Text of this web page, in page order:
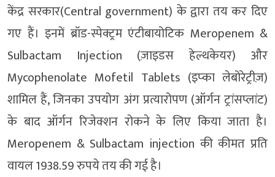
केंद्र सरकार(Central government) के द्वारा तय कर दिए
गए हैं। इनमें ब्रॉड-स्पेक्ट्रम एंटीबायोटिक Meropenem &
Sulbactam Injection (ज़ाइडस हेल्थकेयर) और
Mycophenolate Mofetil Tablets (इप्का लेबोरेट्रीज़)
शामिल हैं, जिनका उपयोग अंग प्रत्यारोपण (ऑर्गन ट्रांसप्लांट)
के बाद ऑर्गन रिजेक्शन रोकने के लिए किया जाता है।
Meropenem & Sulbactam injection की कीमत प्रति
वायल 1938.59 रुपये तय की गई है।